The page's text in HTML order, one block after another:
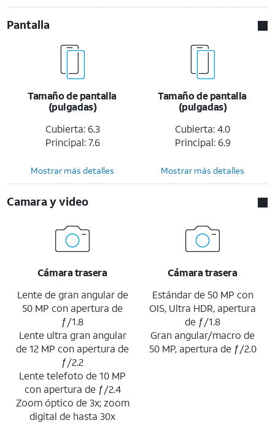
Pantalla
Tamaño de pantalla
(pulgadas)
Cubierta: 6.3
Principal: 7.6
Tamaño de pantalla
(pulgadas)
Cubierta: 4.0
Principal: 6.9
Mostrar más detalles Mostrar más detalles
Camara y video
Cámara trasera
Lente de gran angular de
50 MP con apertura de
ƒ/1.8
Lente ultra gran angular
de 12 MP con apertura de
ƒ/2.2
Lente telefoto de 10 MP
con apertura de ƒ/2.4
Zoom óptico de 3x; zoom
digital de hasta 30x
Cámara trasera
Estándar de 50 MP con
OIS, Ultra HDR, apertura
de ƒ/1.8
Gran angular/macro de
50 MP, apertura de ƒ/2.0